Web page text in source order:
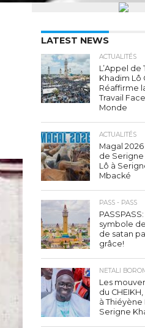
LATEST NEWS
ACTUALITÉS
L’Appel de
Khadim Lô
Réaffirme
Travail
Monde
ACTUALITÉS
Magal
de Serigne
Lô à
Mbacké
PASS - PASS
symbole
de satan
grâce!
NETALI
Les
du
à
Serigne